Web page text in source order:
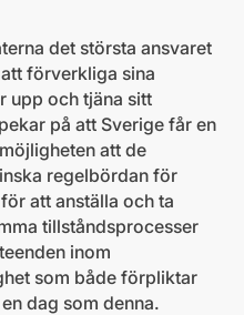
det största ansvaret
förverkliga sina
upp och tjäna sitt
på att Sverige får en
att de
regelbördan för
att anställa och ta
tillståndsprocesser
inom
som både förpliktar
dag som denna.